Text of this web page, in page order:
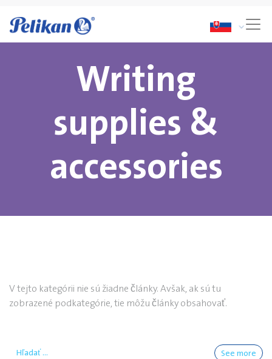
Writing
supplies &
accessories
V tejto kategórii nie sú žiadne články. Avšak, ak sú tu
zobrazené podkategórie, tie môžu články obsahovať.
See more